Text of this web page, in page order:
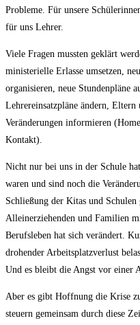
Probleme. Für unsere
für uns Lehrer.
Viele Fragen mussten geklärt
ministerielle Erlasse umsetzen,
organisieren, neue Stundenpläne
Lehrereinsatzpläne ändern,
Veränderungen informieren
Kontakt).
Nicht nur bei uns in der Schule
waren und sind noch die
Schließung der Kitas und
Alleinerziehenden und Familien
Berufsleben hat sich verändert.
drohender Arbeitsplatzverlust
Und es bleibt die Angst vor einer
Aber es gibt Hoffnung die Krise
steuern gemeinsam durch diese